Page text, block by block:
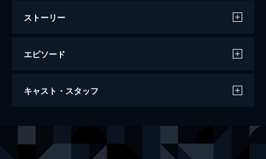
ストーリー
エピソード
名付けようのない踊り
キャスト・スタッフ